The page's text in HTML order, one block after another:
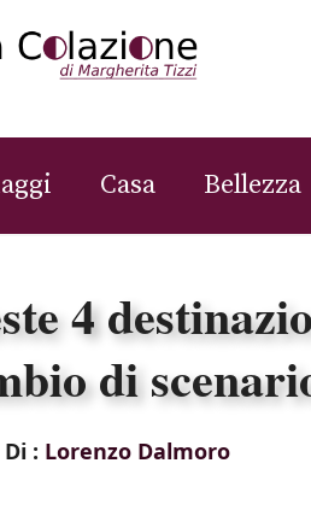
Casa Bellezza
4
di
Di : Lorenzo Dalmoro